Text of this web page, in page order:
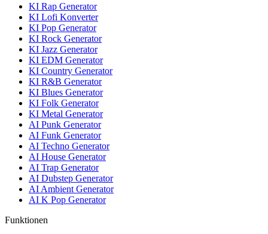
KI Rap Generator
KI Lofi Konverter
KI Pop Generator
KI Rock Generator
KI Jazz Generator
KI EDM Generator
KI Country Generator
KI R&B Generator
KI Blues Generator
KI Folk Generator
KI Metal Generator
AI Punk Generator
AI Funk Generator
AI Techno Generator
AI House Generator
AI Trap Generator
AI Dubstep Generator
AI Ambient Generator
AI K Pop Generator
Funktionen